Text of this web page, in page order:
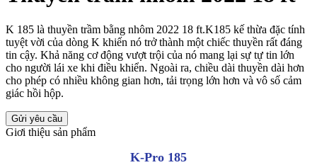
K 185 là thuyền trầm bằng nhôm 2022 18 ft.K185 kế thừa đặc tính
tuyệt vời của dòng K khiến nó trở thành một chiếc thuyền rất đáng
tin cậy. Khả năng cơ động vượt trội của nó mang lại sự tự tin lớn
cho người lái xe khi điều khiển. Ngoài ra, chiều dài thuyền dài hơn
cho phép có nhiều không gian hơn, tải trọng lớn hơn và vô số cảm
giác hồi hộp.
Gửi yêu cầu
Giơi thiệu sản phẩm
K-Pro 185